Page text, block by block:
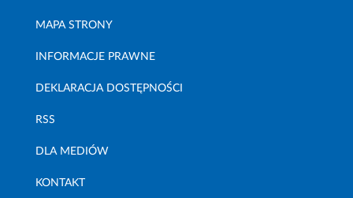
MAPA STRONY
INFORMACJE PRAWNE
DEKLARACJA DOSTĘPNOŚCI
RSS
DLA MEDIÓW
KONTAKT